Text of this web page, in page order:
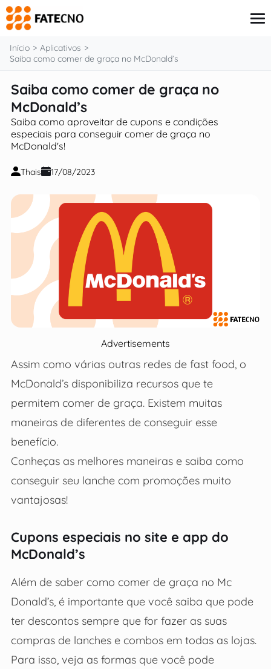
o
conteúdo
Aplicativos
Tutoriais
Governo
Renda Extra
Finanças
Início
Aplicativos
Saiba como comer de graça no McDonald’s
Saiba como comer de graça no
McDonald’s
Saiba como aproveitar de cupons e condições
especiais para conseguir comer de graça no
McDonald's!
Thais 17/08/2023
Advertisements
Assim como várias outras redes de fast food, o
McDonald’s disponibiliza recursos que te
permitem comer de graça. Existem muitas
maneiras de diferentes de conseguir esse
benefício.
Conheças as melhores maneiras e saiba como
conseguir seu lanche com promoções muito
vantajosas!
Cupons especiais no site e app do
McDonald’s
Além de saber como comer de graça no Mc
Donald’s, é importante que você saiba que pode
ter descontos sempre que for fazer as suas
compras de lanches e combos em todas as lojas.
Para isso, veja as formas que você pode